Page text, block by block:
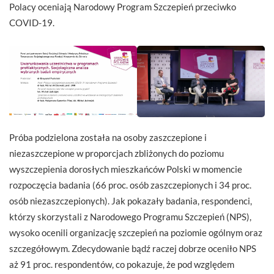
Polacy oceniają Narodowy Program Szczepień przeciwko
COVID-19.
Próba podzielona została na osoby zaszczepione i
niezaszczepione w proporcjach zbliżonych do poziomu
wyszczepienia dorosłych mieszkańców Polski w momencie
rozpoczęcia badania (66 proc. osób zaszczepionych i 34 proc.
osób niezaszczepionych). Jak pokazały badania, respondenci,
którzy skorzystali z Narodowego Programu Szczepień (NPS),
wysoko ocenili organizację szczepień na poziomie ogólnym oraz
szczegółowym. Zdecydowanie bądź raczej dobrze oceniło NPS
aż 91 proc. respondentów, co pokazuje, że pod względem